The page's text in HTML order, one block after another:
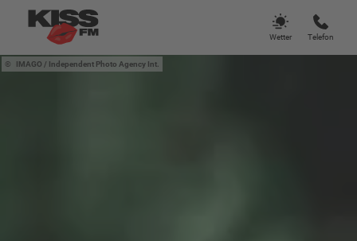
Wetter Telefon
IMAGO / Independent Photo Agency Int.